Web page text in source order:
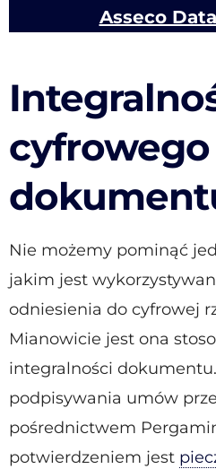
Asseco
cyfrowego
Nie możemy pominąć
jakim jest
odniesienia do cyfrowej
Mianowicie jest ona
integralności
podpisywania umów
pośrednictwem
potwierdzeniem jest